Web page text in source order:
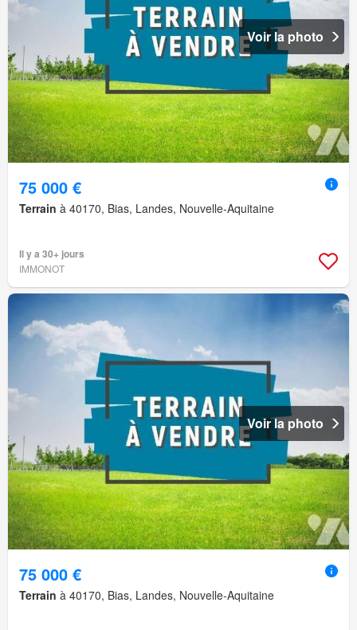
Voir la photo
75 000 €
Terrain à 40170, Bias, Landes, Nouvelle-Aquitaine
Il y a 30+ jours
IMMONOT
Voir la photo
75 000 €
Terrain à 40170, Bias, Landes, Nouvelle-Aquitaine